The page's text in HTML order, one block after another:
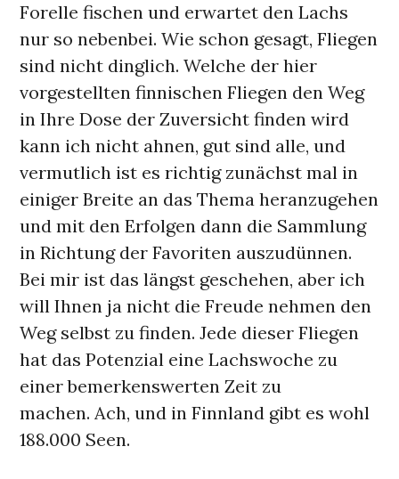
Forelle fischen und erwartet den Lachs
nur so nebenbei. Wie schon gesagt, Fliegen
sind nicht dinglich. Welche der hier
vorgestellten finnischen Fliegen den Weg
in Ihre Dose der Zuversicht finden wird
kann ich nicht ahnen, gut sind alle, und
vermutlich ist es richtig zunächst mal in
einiger Breite an das Thema heranzugehen
und mit den Erfolgen dann die Sammlung
in Richtung der Favoriten auszudünnen.
Bei mir ist das längst geschehen, aber ich
will Ihnen ja nicht die Freude nehmen den
Weg selbst zu finden. Jede dieser Fliegen
hat das Potenzial eine Lachswoche zu
einer bemerkenswerten Zeit zu
machen. Ach, und in Finnland gibt es wohl
188.000 Seen.